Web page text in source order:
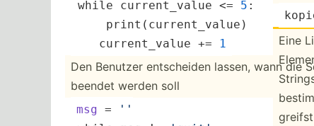
while curren­t_value <= 5 :
­ ­ ­ ­pri­nt(­cur­ren­t_v­alue)
current_value +=
1
Den Benutzer entsch­eiden lassen, wann die
beendet werden soll
msg =
''
Eine